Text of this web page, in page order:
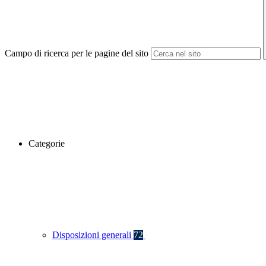
Campo di ricerca per le pagine del sito
Categorie
Disposizioni generali 72